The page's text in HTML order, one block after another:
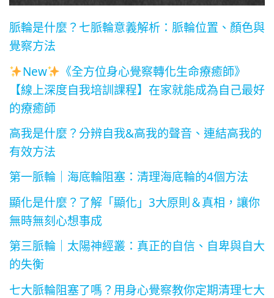
脈輪是什麼？七脈輪意義解析：脈輪位置、顏色與
覺察方法
New
《全方位身心覺察轉化生命療癒師》
【線上深度自我培訓課程】在家就能成為自己最好
的療癒師
高我是什麼？分辨自我&高我的聲音、連結高我的
有效方法
第一脈輪｜海底輪阻塞：清理海底輪的4個方法
顯化是什麼？了解「顯化」3大原則＆真相，讓你
無時無刻心想事成
第三脈輪｜太陽神經叢：真正的自信、自卑與自大
的失衡
七大脈輪阻塞了嗎？用身心覺察教你定期清理七大